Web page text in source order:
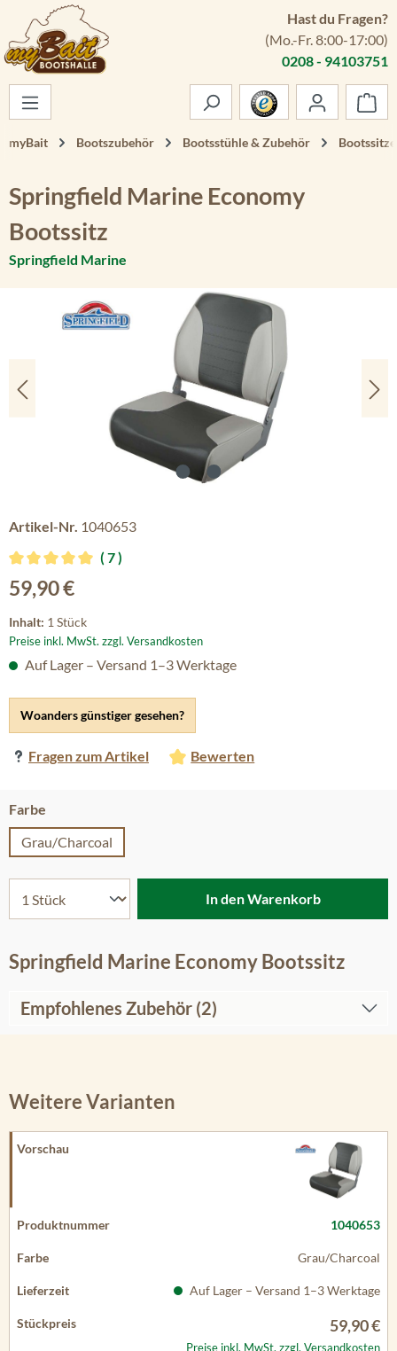
Zum Hauptinhalt springen
Hast du Fragen?
(Mo.-Fr. 8:00-17:00)
0208 - 94103751
myBait Bootszubehör Bootsstühle & Zubehör Bootssitze
Springfield Marine Economy
Bootssitz
Springfield Marine
Bildergalerie überspringen
Artikel-Nr. 1040653
Durchschnittliche Bewertung von 5 von 5 Sternen
7
Regulärer Preis:
59,90 €
Inhalt: 1 Stück
Preise inkl. MwSt. zzgl. Versandkosten
Woanders günstiger gesehen?
Fragen zum Artikel Bewerten
Auf Lager – Versand 1–3 Werktage
Farbe
Grau/Charcoal
In den Warenkorb
Springfield Marine Economy Bootssitz
Empfohlenes Zubehör (2)
Weitere Varianten
1040653
Grau/Charcoal
Auf Lager – Versand 1–3 Werktage
59,90 €
Preise inkl. MwSt. zzgl. Versandkosten